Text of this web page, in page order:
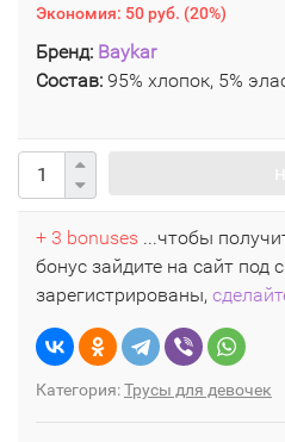
Экономия: 50 руб. (20%)
Бренд: Baykar
Состав: 95% хлопок, 5%
+ 3 bonuses ...чтобы
бонус зайдите на сайт под
зарегистрированы,
Категория:Трусы для девочек